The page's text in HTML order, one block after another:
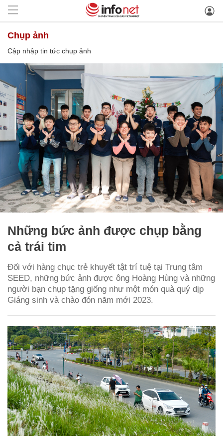
chụp ảnh
Cập nhập tin tức chụp ảnh
Những bức ảnh được chụp bằng
cả trái tim
Đối với hàng chục trẻ khuyết tật trí tuệ tại Trung tâm
SEED, những bức ảnh được ông Hoàng Hùng và những
người bạn chụp tặng giống như một món quà quý dịp
Giáng sinh và chào đón năm mới 2023.